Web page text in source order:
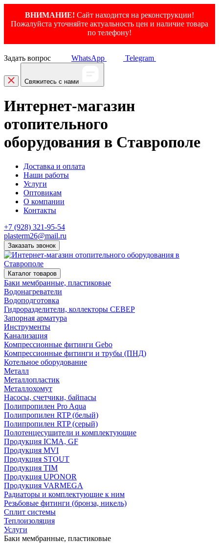
ВНИМАНИЕ! Сайт находится на реконструкции!
Пожалуйста уточняйте актуальность цен и наличие товара
по телефону!
Задать вопрос WhatsApp Telegram
Свяжитесь с нами
Интернет-магазин
отопительного
оборудования в Ставрополе
Доставка и оплата
Наши работы
Услуги
Оптовикам
О компании
Контакты
+7 (928) 321-95-54
plasterm26@mail.ru
Заказать звонок
Каталог товаров
Баки мембранные, пластиковые
Водонагреватели
Водоподготовка
Гидроразделители, коллекторы СЕВЕР
Запорная арматура
Инструменты
Канализация
Компрессионные фитинги Gebo
Компрессионные фитинги и трубы (ПНД)
Котельное оборудование
Металл
Металлопластик
Металлохомут
Насосы, счетчики, байпасы
Полипропилен Pro Aqua
Полипропилен RTP (белый)
Полипропилен RTP (серый)
Полотенцесушители и комплектующие
Продукция ICMA, GF
Продукция MVI
Продукция STOUT
Продукция TIM
Продукция UPONOR
Продукция VARMEGA
Радиаторы и комплектующие к ним
Резьбовые фитинги (бронза, никель)
Сплит системы
Теплоизоляция
Услуги
Баки мембранные, пластиковые